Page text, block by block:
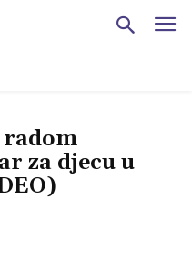
radom
za djecu u